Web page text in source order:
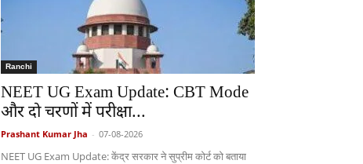
Ranchi
NEET UG Exam Update: CBT Mode
और दो चरणों में परीक्षा...
Prashant Kumar Jha - 07-08-2026
NEET UG Exam Update: केंद्र सरकार ने सुप्रीम कोर्ट को बताया